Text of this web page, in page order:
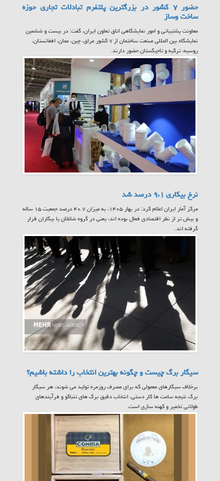
حضور ۷ کشور در بزرگترین پلتفرم تبادلات تجاری حوزه
ساخت وساز
معاونت پشتیبانی و امور نمایشگاهی اتاق تعاون ایران، گفت: در بیست و ششمین
نمایشگاه بین المللی صنعت ساختمان از ۷ کشور عراق، چین، عمان، افغانستان،
روسیه، ترکیه و تاجیکستان حضور دارند.
نرخ بیکاری ۹،۱ درصد شد
مرکز آمار ایران اعلام کرد: در بهار ۱۴۰۵، به میزان ۴۰.۷ درصد جمعیت ۱۵ ساله
و بیش تر از نظر اقتصادی فعال بوده اند، یعنی در گروه شاغلان یا بیکاران قرار
گرفته اند.
سیگار برگ چیست و چگونه بهترین انتخاب را داشته باشیم؟
برخلاف سیگارهای معمولی که برای مصرف روزمره تولید می شوند، هر سیگار
برگ نتیجه ساعت ها کار دستی، انتخاب دقیق برگ های تنباکو و فرآیندهای
طولانی تخمیر و کهنه سازی است.